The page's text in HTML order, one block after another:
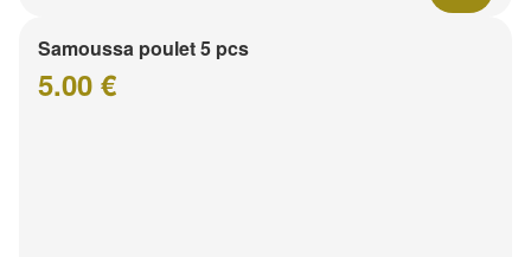
Samoussa poulet 5 pcs
5.00 €